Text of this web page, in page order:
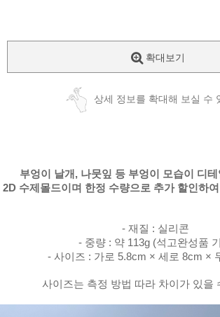
확대보기
상세 정보를 확대해 보실 수
부엉이 날개, 나뭇잎 등 부엉이 모습이 디
2D 수제몰드이며 한정 수량으로 추가 할인하
- 재질 : 실리콘
- 중량 : 약 113g (석고완성품
- 사이즈 : 가로 5.8cm × 세로 8cm ×
사이즈는 측정 방법 따라 차이가 있을